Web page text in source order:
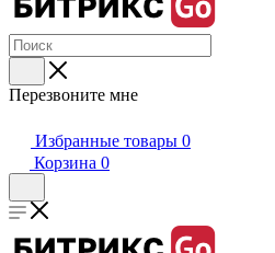
Перезвоните мне
Избранные товары 0
Корзина 0